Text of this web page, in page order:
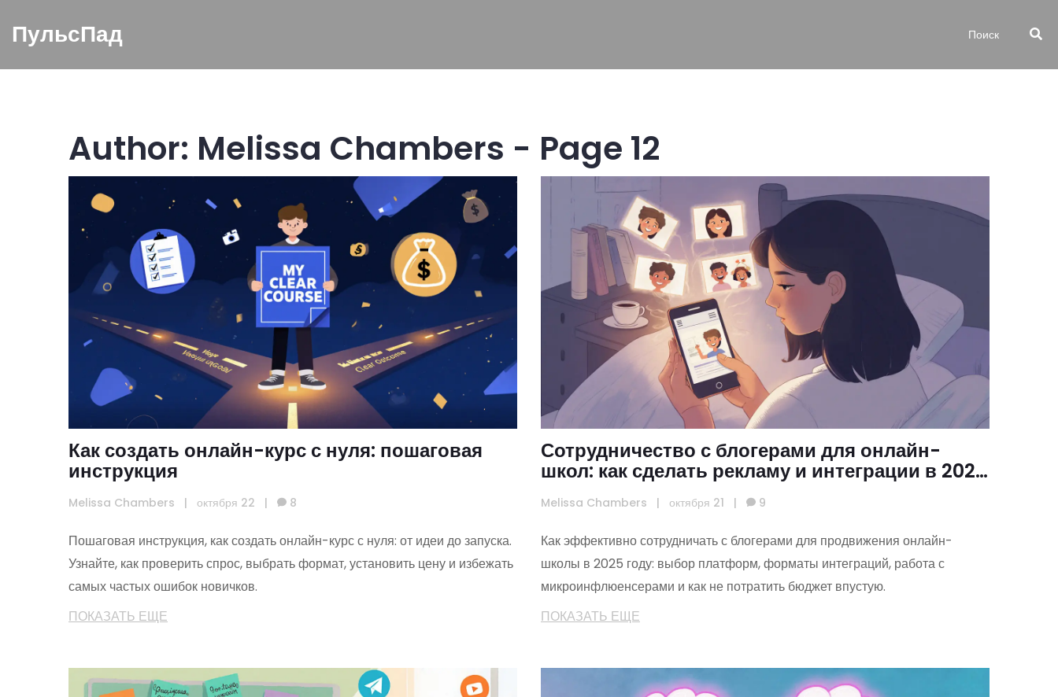
ПульсПад
Author: Melissa Chambers - Page 12
Как создать онлайн-курс с нуля: пошаговая
инструкция
Melissa Chambers | октября 22 | 8
Пошаговая инструкция, как создать онлайн-курс с нуля: от идеи до запуска.
Узнайте, как проверить спрос, выбрать формат, установить цену и избежать
самых частых ошибок новичков.
ПОКАЗАТЬ ЕЩЕ
Сотрудничество с блогерами для онлайн-
школ: как сделать рекламу и интеграции в 2025
году
Melissa Chambers | октября 21 | 9
Как эффективно сотрудничать с блогерами для продвижения онлайн-
школы в 2025 году: выбор платформ, форматы интеграций, работа с
микроинфлюенсерами и как не потратить бюджет впустую.
ПОКАЗАТЬ ЕЩЕ